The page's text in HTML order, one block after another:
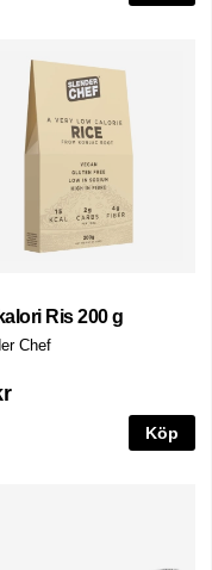
Ris 200 g
Chef
Köp